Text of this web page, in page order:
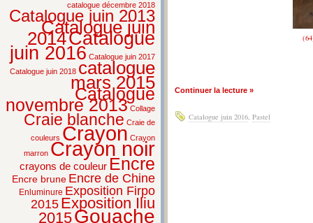
catalogue décembre 2018
Catalogue juin 2013
Catalogue juin
2014Catalogue
juin 2016 Catalogue juin 2017
Catalogue juin 2018 catalogue
mars 2015
Catalogue
novembre 2013 Collage
Craie blanche Craie de
couleurs Crayon Crayon
marron Crayon noir
crayons de couleur Encre
Encre brune Encre de Chine
Enluminure Exposition Firpo
2015 Exposition Iliu
2015Gouache
Continuer la lecture »
Catalogue juin 2016, Pastel